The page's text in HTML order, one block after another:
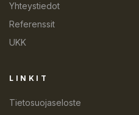
Yhteystiedot
Referenssit
UKK
LINKIT
Tietosuojaseloste